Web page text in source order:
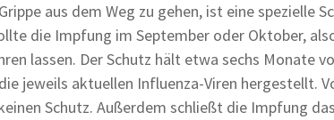
aus dem Weg zu gehen, ist eine spezielle
die Impfung im September oder Oktober,
lassen. Der Schutz hält etwa sechs Monate
jeweils aktuellen Influenza-Viren hergestellt.
Schutz. Außerdem schließt die Impfung